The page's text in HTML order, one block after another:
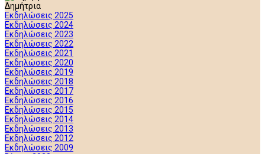
Δημήτρια
Εκδηλώσεις 2025
Εκδηλώσεις 2024
Εκδηλώσεις 2023
Εκδηλώσεις 2022
Εκδηλώσεις 2021
Εκδηλώσεις 2020
Εκδηλώσεις 2019
Εκδηλώσεις 2018
Εκδηλώσεις 2017
Εκδηλώσεις 2016
Εκδηλώσεις 2015
Εκδηλώσεις 2014
Εκδηλώσεις 2013
Εκδηλώσεις 2012
Εκδηλώσεις 2009